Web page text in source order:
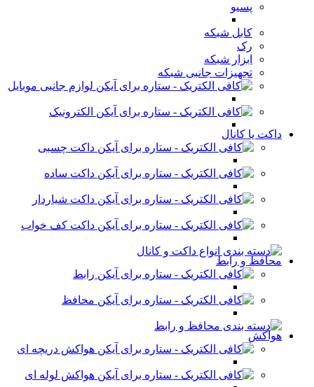
پسیو
کابل شبکه
رک
ابزار شبکه
تجهیزات جانبی شبکه
لوازم جانبی موبایل
الکترونیک
داکت یا کانال
داکت چسبی
داکت ساده
داکت شیاردار
داکت کف خواب
محافظ و رابط
رابط
محافظ
هواکش
هواکش دریچه ای
هواکش لوله ای